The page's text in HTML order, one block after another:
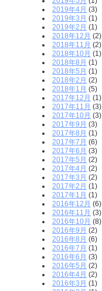
2019年4月 (3)
2019年3月 (1)
2019年2月 (1)
2018年12月 (2)
2018年11月 (2)
2018年10月 (1)
2018年8月 (1)
2018年5月 (1)
2018年2月 (2)
2018年1月 (5)
2017年12月 (1)
2017年11月 (3)
2017年10月 (3)
2017年9月 (3)
2017年8月 (1)
2017年7月 (6)
2017年6月 (3)
2017年5月 (2)
2017年4月 (2)
2017年3月 (2)
2017年2月 (1)
2017年1月 (1)
2016年12月 (6)
2016年11月 (3)
2016年10月 (8)
2016年9月 (2)
2016年8月 (6)
2016年7月 (1)
2016年6月 (3)
2016年5月 (2)
2016年4月 (2)
2016年3月 (1)